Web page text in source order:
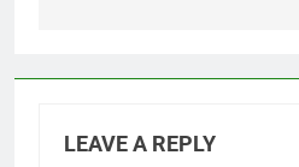
LEAVE A REPLY